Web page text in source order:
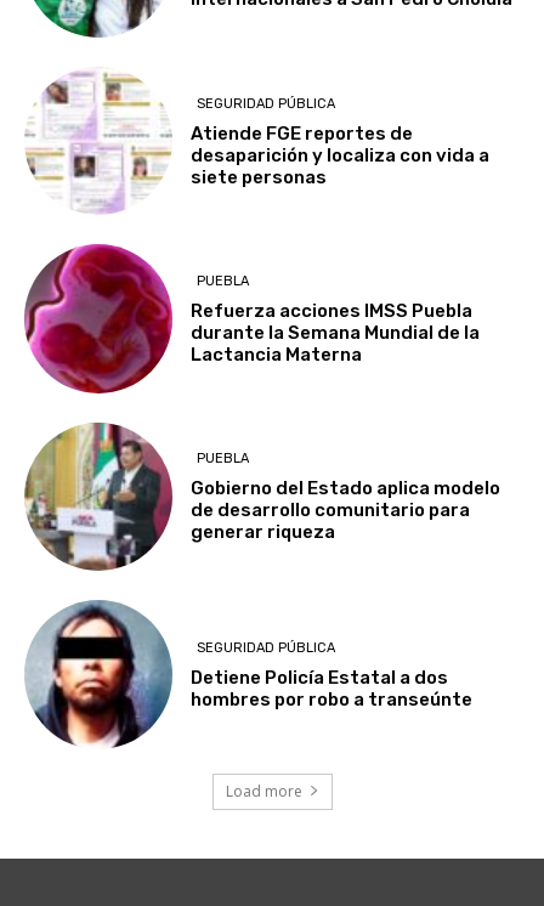
SEGURIDAD PÚBLICA
Atiende FGE reportes de
desaparición y localiza con vida a
siete personas
PUEBLA
Refuerza acciones IMSS Puebla
durante la Semana Mundial de la
Lactancia Materna
PUEBLA
Gobierno del Estado aplica modelo
de desarrollo comunitario para
generar riqueza
SEGURIDAD PÚBLICA
Detiene Policía Estatal a dos
hombres por robo a transeúnte
Load more